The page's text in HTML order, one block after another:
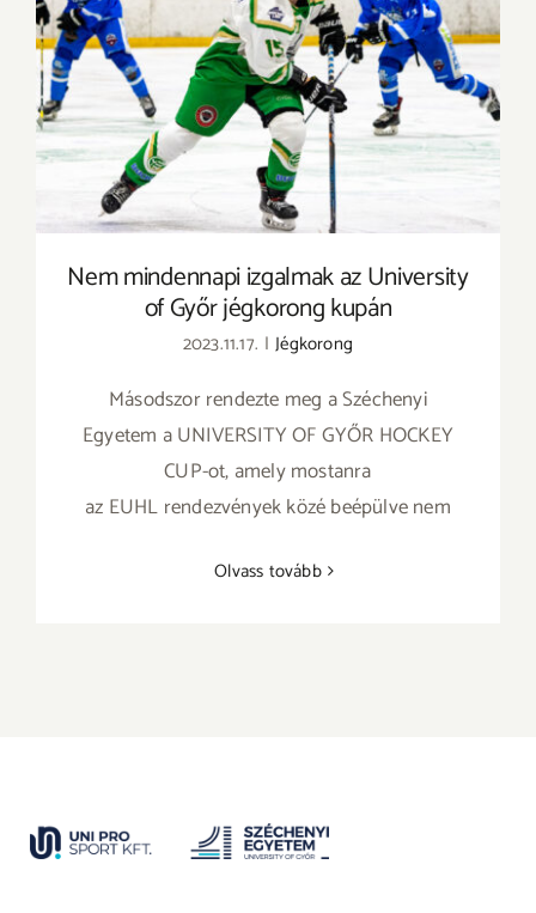
Nem mindennapi izgalmak az University of
Győr jégkorong kupán
Nem mindennapi izgalmak az University
of Győr jégkorong kupán
2023.11.17. | Jégkorong
Másodszor rendezte meg a Széchenyi
Egyetem a UNIVERSITY OF GYŐR HOCKEY
CUP-ot, amely mostanra
az EUHL rendezvények közé beépülve nem
Olvass tovább